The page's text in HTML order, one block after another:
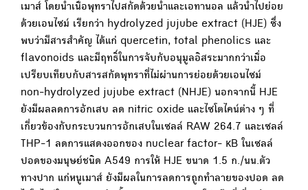
เมาส์ โดยนำเนื้อพุทราไปสกัดด้วยน้ำและเอทานอล แล้วนำไปย่อย
ด้วยเอนไซม์ เรียกว่า hydrolyzed jujube extract (HJE) ซึ่ง
พบว่ามีสารสำคัญ ได้แก่ quercetin, total phenolics และ
flavonoids และมีฤทธิ์ในการจับกับอนุมูลอิสระมากกว่าเมื่อ
เปรียบเทียบกับสารสกัดพุทราที่ไม่ผ่านการย่อยด้วยเอนไซม์
non-hydrolyzed jujube extract (NHJE) นอกจากนี้ HJE
ยังมีผลลดการอักเสบ ลด nitric oxide และไซโตไคน์ต่าง ๆ ที่
เกี่ยวข้องกับกระบวนการอักเสบในเซลล์ RAW 264.7 และเซลล์
THP-1 ลดการแสดงออกของ nuclear factor- κB ในเซลล์
ปอดของมนุษย์ชนิด A549 การให้ HJE ขนาด 1.5 ก./นน.ตัว
ทางปาก แก่หนูเมาส์ ยังมีผลในการลดการถูกทำลายของปอด ลด